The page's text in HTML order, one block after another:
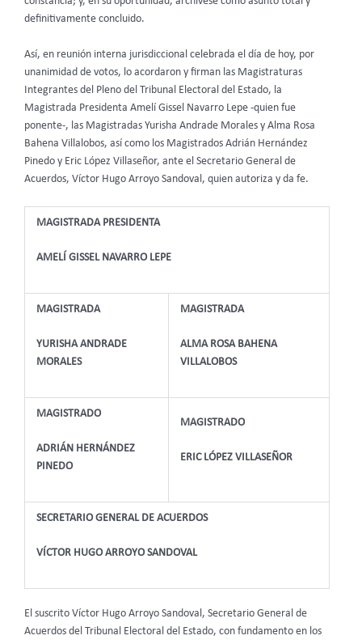
definitivamente concluido.
Así, en reunión interna jurisdiccional celebrada el día de hoy, por
unanimidad de votos, lo acordaron y firman las Magistraturas
Integrantes del Pleno del Tribunal Electoral del Estado, la
Magistrada Presidenta Amelí Gissel Navarro Lepe -quien fue
ponente-, las Magistradas Yurisha Andrade Morales y Alma Rosa
Bahena Villalobos, así como los Magistrados Adrián Hernández
Pinedo y Eric López Villaseñor, ante el Secretario General de
Acuerdos, Víctor Hugo Arroyo Sandoval, quien autoriza y da fe.
MAGISTRADA PRESIDENTA
AMELÍ GISSEL NAVARRO LEPE
MAGISTRADA
YURISHA ANDRADE
MORALES
MAGISTRADA
ALMA ROSA BAHENA
VILLALOBOS
MAGISTRADO
ADRIÁN HERNÁNDEZ
PINEDO
MAGISTRADO
ERIC LÓPEZ VILLASEÑOR
SECRETARIO GENERAL DE ACUERDOS
VÍCTOR HUGO ARROYO SANDOVAL
El suscrito Víctor Hugo Arroyo Sandoval, Secretario General de
Acuerdos del Tribunal Electoral del Estado, con fundamento en los